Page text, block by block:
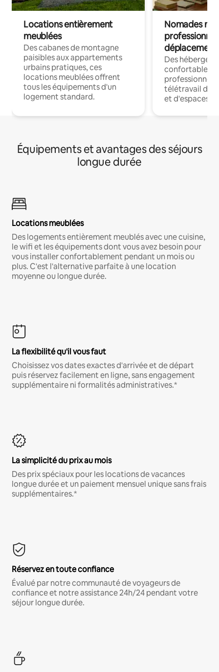
Locations entièrement
meublées
Des cabanes de montagne
paisibles aux appartements
urbains pratiques, ces
locations meublées offrent
tous les équipements d'un
logement standard.
Nomades
déplacement
Des
confortables
professionnels
télétravail
et d'espaces
Équipements et avantages des séjours
longue durée
Locations meublées
Des logements entièrement meublés avec une cuisine,
le wifi et les équipements dont vous avez besoin pour
vous installer confortablement pendant un mois ou
plus. C'est l'alternative parfaite à une location
moyenne ou longue durée.
La flexibilité qu'il vous faut
Choisissez vos dates exactes d'arrivée et de départ
puis réservez facilement en ligne, sans engagement
supplémentaire ni formalités administratives.*
La simplicité du prix au mois
Des prix spéciaux pour les locations de vacances
longue durée et un paiement mensuel unique sans frais
supplémentaires.*
Réservez en toute confiance
Évalué par notre communauté de voyageurs de
confiance et notre assistance 24h/24 pendant votre
séjour longue durée.